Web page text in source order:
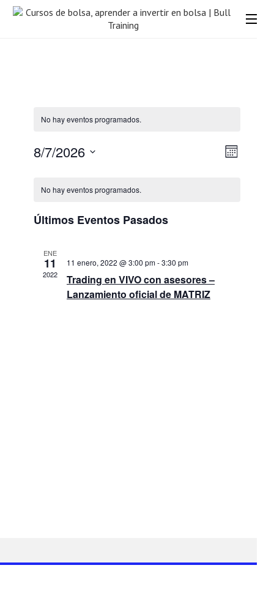
Saltar
No hay eventos programados.
Mes
8/7/2026
fecha.
Calendario
de
Eventos
No hay eventos programados.
Últimos Eventos Pasados
ENE
11
2022
11 enero, 2022 @ 3:00 pm-3:30 pm
Trading en VIVO con asesores –
Lanzamiento oficial de MATRIZ